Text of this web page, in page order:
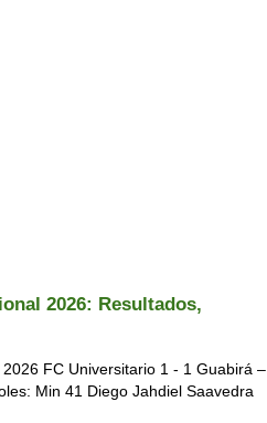
2026: Resultados,
FC Universitario 1 - 1 Guabirá –
Min 41 Diego Jahdiel Saavedra